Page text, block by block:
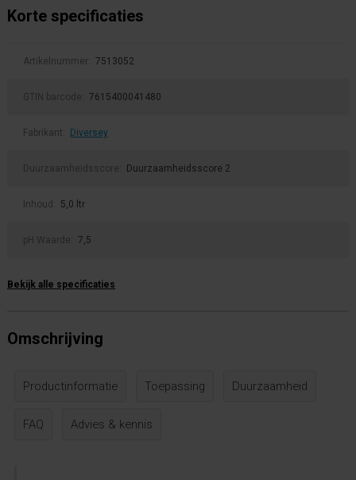
Korte specificaties
Artikelnummer: 7513052
GTIN barcode: 7615400041480
Fabrikant: Diversey
Duurzaamheidsscore: Duurzaamheidsscore 2
Inhoud: 5,0 ltr
pH Waarde: 7,5
Bekijk alle specificaties
Omschrijving
Productinformatie Toepassing Duurzaamheid
FAQ Advies & kennis